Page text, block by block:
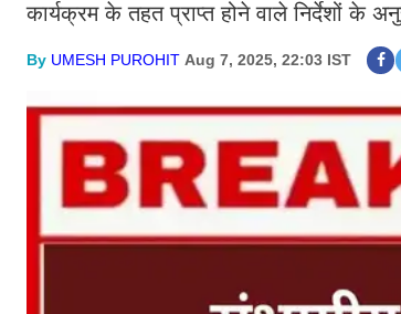
कार्यक्रम के तहत प्राप्त होने वाले निर्देशों के
By UMESH PUROHIT Aug 7, 2025, 22:03 IST